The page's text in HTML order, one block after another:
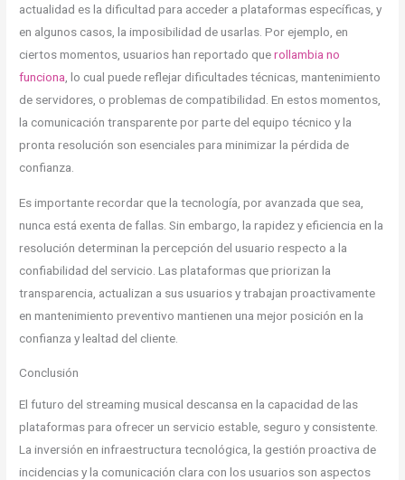
actualidad es la dificultad para acceder a plataformas específicas, y
en algunos casos, la imposibilidad de usarlas. Por ejemplo, en
ciertos momentos, usuarios han reportado querollambia no
funciona , lo cual puede reflejar dificultades técnicas, mantenimiento
de servidores, o problemas de compatibilidad. En estos momentos,
la comunicación transparente por parte del equipo técnico y la
pronta resolución son esenciales para minimizar la pérdida de
confianza.
Es importante recordar que la tecnología, por avanzada que sea,
nunca está exenta de fallas. Sin embargo, la rapidez y eficiencia en la
resolución determinan la percepción del usuario respecto a la
confiabilidad del servicio. Las plataformas que priorizan la
transparencia, actualizan a sus usuarios y trabajan proactivamente
en mantenimiento preventivo mantienen una mejor posición en la
confianza y lealtad del cliente.
Conclusión
El futuro del streaming musical descansa en la capacidad de las
plataformas para ofrecer un servicio estable, seguro y consistente.
La inversión en infraestructura tecnológica, la gestión proactiva de
incidencias y la comunicación clara con los usuarios son aspectos